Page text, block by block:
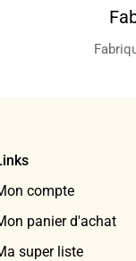
compte
panier d'achat
super liste